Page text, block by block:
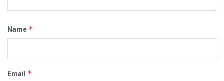
Name *
Email *